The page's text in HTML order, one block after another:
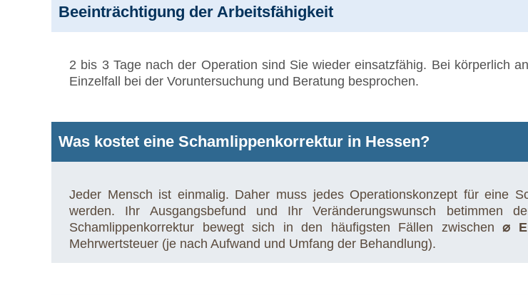
Beeinträchtigung der Arbeitsfähigkeit
2 bis 3 Tage nach der Operation sind Sie wieder einsatzfähig. Bei körperlich
Einzelfall bei der Voruntersuchung und Beratung besprochen.
Was kostet eine Schamlippenkorrektur in Hessen?
Jeder Mensch ist einmalig. Daher muss jedes Operationskonzept für eine
werden. Ihr Ausgangsbefund und Ihr Veränderungswunsch
Schamlippenkorrektur bewegt sich in den häufigsten Fällen zwischen⌀
Mehrwertsteuer (je nach Aufwand und Umfang der Behandlung).